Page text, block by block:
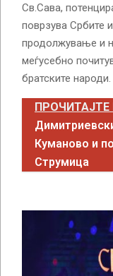
Св.Сава,
поврзува Србите
продолжување и
меѓусебно
братските народи.
ПРОЧИТАЈТЕ
Куманово и
Струмица